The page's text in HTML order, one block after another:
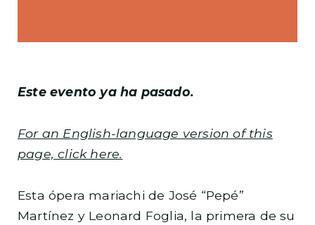
Este evento ya ha pasado.
For an English-language version of this
page, click here.
Esta ópera mariachi de José “Pepé”
Martínez y Leonard Foglia, la primera de su